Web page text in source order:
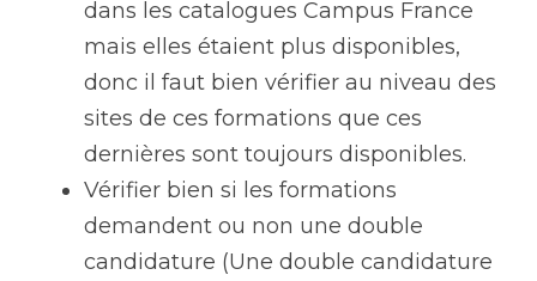
dans les catalogues Campus France
mais elles étaient plus disponibles,
donc il faut bien vérifier au niveau des
sites de ces formations que ces
dernières sont toujours disponibles.
Vérifier bien si les formations
demandent ou non une double
candidature (Une double candidature